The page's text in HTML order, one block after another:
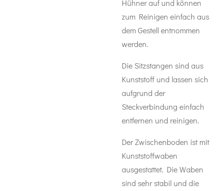
Hühner auf und können
zum Reinigen einfach aus
dem Gestell entnommen
werden.
Die Sitzstangen sind aus
Kunststoff und lassen sich
aufgrund der
Steckverbindung einfach
entfernen und reinigen.
Der Zwischenboden ist mit
Kunststoffwaben
ausgestattet. Die Waben
sind sehr stabil und die